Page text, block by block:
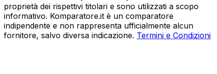
proprietà dei rispettivi titolari e sono utilizzati a scopo
informativo. Komparatore.it è un comparatore
indipendente e non rappresenta ufficialmente alcun
fornitore, salvo diversa indicazione. Termini e Condizioni